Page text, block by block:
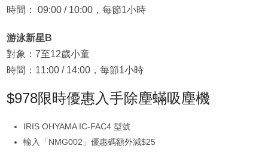
時間： 09:00 / 10:00，每節1小時
游泳新星B
對象：7至12歲小童
時間：11:00 / 14:00，每節1小時
$978限時優惠入手除塵蟎吸塵機
IRIS OHYAMA IC-FAC4 型號
輸入「NMG002」優惠碼額外減$25